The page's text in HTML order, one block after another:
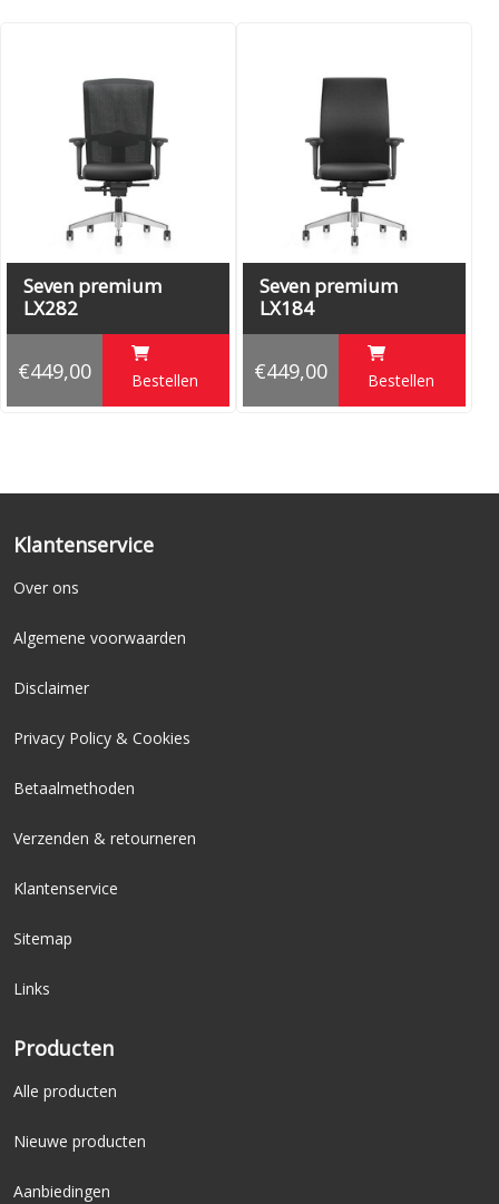
Seven premium
LX282
€449,00 Bestellen
Seven premium
LX184
€449,00 Bestellen
Klantenservice
Over ons
Algemene voorwaarden
Disclaimer
Privacy Policy & Cookies
Betaalmethoden
Verzenden & retourneren
Klantenservice
Sitemap
Links
Producten
Alle producten
Nieuwe producten
Aanbiedingen